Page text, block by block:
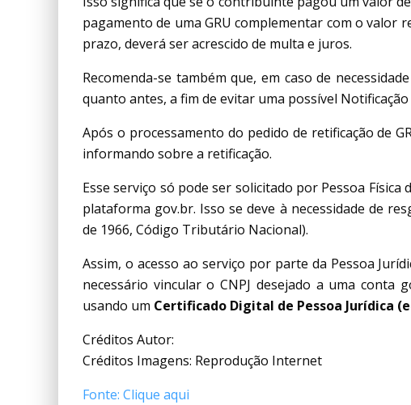
pagamento de uma GRU complementar com o valor
prazo, deverá ser acrescido de multa e juros.
Recomenda-se também que, em caso de
quanto antes, a fim de evitar uma possível
Após o processamento do pedido de retificação de
informando sobre a retificação.
Esse serviço só pode ser solicitado por Pessoa Física
plataforma gov.br. Isso se deve à necessidade de
de 1966, Código Tributário Nacional).
Assim, o acesso ao serviço por parte da Pessoa
necessário vincular o CNPJ desejado a uma conta
usando um Certificado Digital de Pessoa Jurídica
Créditos Autor:
Créditos Imagens: Reprodução Internet
Fonte: Clique aqui